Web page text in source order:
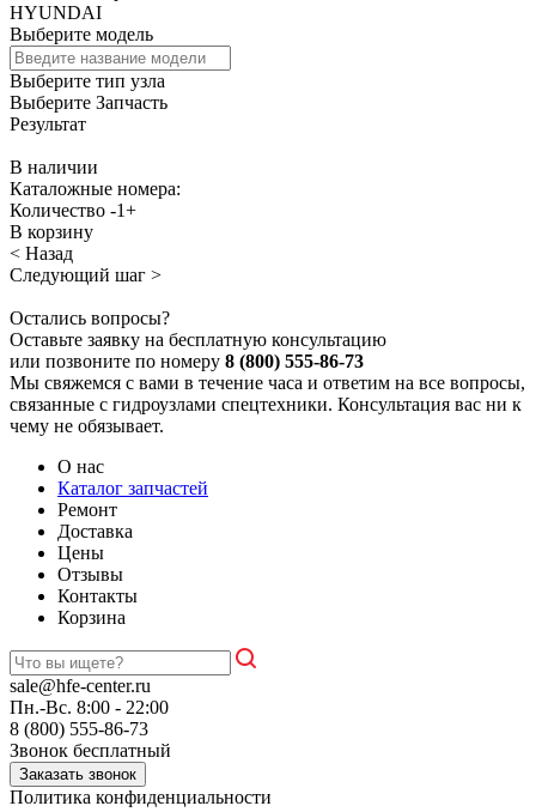
HYUNDAI
Выберите модель
Выберите тип узла
Выберите Запчасть
Результат
В наличии
Каталожные номера:
Количество -1+
В корзину
< Назад
Следующий шаг >
Остались вопросы?
Оставьте заявку на бесплатную консультацию
или позвоните по номеру 8 (800) 555-86-73
Мы свяжемся с вами в течение часа и ответим на все вопросы,
связанные с гидроузлами спецтехники. Консультация вас ни к
чему не обязывает.
О нас
Каталог запчастей
Ремонт
Доставка
Цены
Отзывы
Контакты
Корзина
sale@hfe-center.ru
Пн.-Вс. 8:00 - 22:00
8 (800) 555-86-73
Звонок бесплатный
Политика конфиденциальности